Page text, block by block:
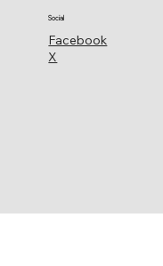
Facebook
X
Social